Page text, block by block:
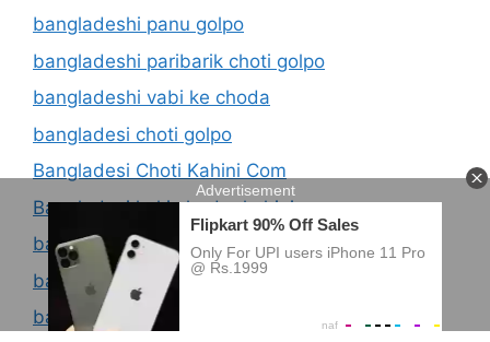
bangladeshi panu golpo
bangladeshi paribarik choti golpo
bangladeshi vabi ke choda
bangladesi choti golpo
Bangladesi Choti Kahini Com
Bangladesi kaki chodar kahini
banglay choti golpo
baro bon ke chodar golpo
baro bon ke gud marar golpo